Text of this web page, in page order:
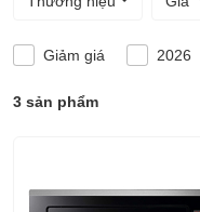
Giảm giá 2026
3 sản phẩm